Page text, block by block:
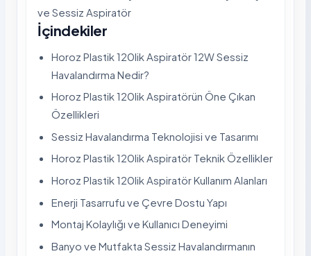
ve Sessiz Aspiratör
İçindekiler
Horoz Plastik 120lik Aspiratör 12W Sessiz
Havalandırma Nedir?
Horoz Plastik 120lik Aspiratörün Öne Çıkan
Özellikleri
Sessiz Havalandırma Teknolojisi ve Tasarımı
Horoz Plastik 120lik Aspiratör Teknik Özellikler
Horoz Plastik 120lik Aspiratör Kullanım Alanları
Enerji Tasarrufu ve Çevre Dostu Yapı
Montaj Kolaylığı ve Kullanıcı Deneyimi
Banyo ve Mutfakta Sessiz Havalandırmanın